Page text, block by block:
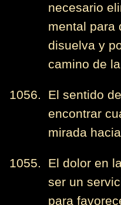
necesario
mental para
disuelva y
camino de
1056. El sentido
encontrar
mirada
1055. El dolor en
ser un
para